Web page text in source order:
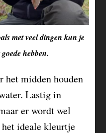
met veel dingen kun je
hebben.
het midden houden
Lastig in
er wordt wel
het ideale kleurtje